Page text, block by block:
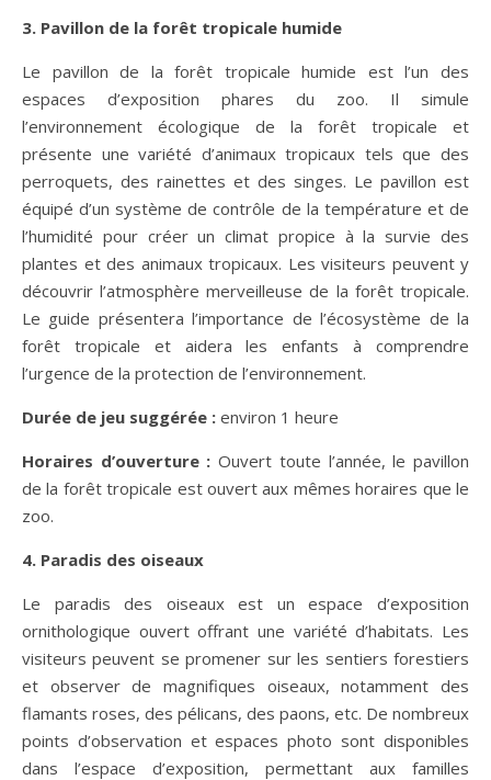
3. Pavillon de la forêt tropicale humide
Le pavillon de la forêt tropicale humide est l’un des
espaces d’exposition phares du zoo. Il simule
l’environnement écologique de la forêt tropicale et
présente une variété d’animaux tropicaux tels que des
perroquets, des rainettes et des singes. Le pavillon est
équipé d’un système de contrôle de la température et de
l’humidité pour créer un climat propice à la survie des
plantes et des animaux tropicaux. Les visiteurs peuvent y
découvrir l’atmosphère merveilleuse de la forêt tropicale.
Le guide présentera l’importance de l’écosystème de la
forêt tropicale et aidera les enfants à comprendre
l’urgence de la protection de l’environnement.
Durée de jeu suggérée : environ 1 heure
Horaires d’ouverture :Ouvert toute l’année, le pavillon
de la forêt tropicale est ouvert aux mêmes horaires que le
zoo.
4. Paradis des oiseaux
Le paradis des oiseaux est un espace d’exposition
ornithologique ouvert offrant une variété d’habitats. Les
visiteurs peuvent se promener sur les sentiers forestiers
et observer de magnifiques oiseaux, notamment des
flamants roses, des pélicans, des paons, etc. De nombreux
points d’observation et espaces photo sont disponibles
dans l’espace d’exposition, permettant aux familles